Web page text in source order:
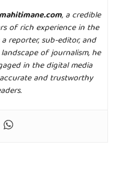
mahitimane.com, a credible
of rich experience in the
reporter, sub-editor, and
of journalism, he
in the digital media
and trustworthy